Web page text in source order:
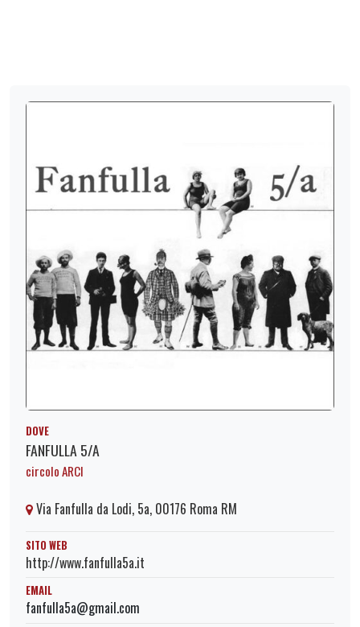
DOVE
FANFULLA 5/A
circolo ARCI
Via Fanfulla da Lodi, 5a, 00176 Roma RM
SITO WEB
http://www.fanfulla5a.it
EMAIL
fanfulla5a@gmail.com